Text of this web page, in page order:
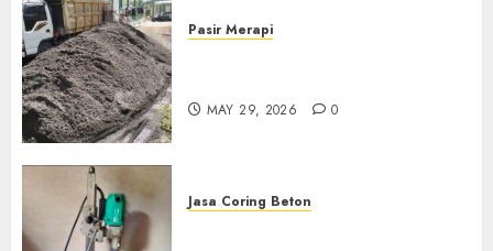
Pasir Merapi
MAY 29, 2026 0
Jasa Coring Beton